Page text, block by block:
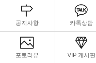
공지사항 카톡상담
포토리뷰 VIP 게시판